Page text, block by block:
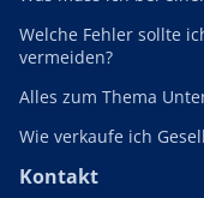
Welche Fehler sollte
vermeiden?
Alles zum Thema
Wie verkaufe ich
Kontakt